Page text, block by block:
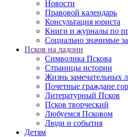
Новости
Правовой календарь
Консультация юриста
Книги и журналы по
Социально значимые
Псков на ладони
Символика Пскова
Страницы истории
Жизнь замечательных
Почетные граждане
Литературный Псков
Псков творческий
Любуемся Псковом
Люди и события
Детям